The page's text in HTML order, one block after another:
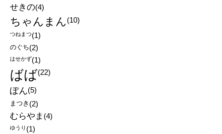
せきの(4)
ちゃんまん(10)
つねまつ(1)
のぐち(2)
はせかず(1)
ばば(22)
ぽん(5)
まつき (2)
むらやま (4)
ゆうり (1)